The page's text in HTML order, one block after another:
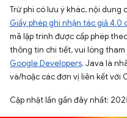
Trừ phi có lưu ý khác, nội dung
Giấy phép ghi nhận tác giả 4.0
mã lập trình được cấp phép
thông tin chi tiết, vui lòng tham
Google Developers. Java là
và/hoặc các đơn vị liên kết với
Cập nhật lần gần đây nhất: